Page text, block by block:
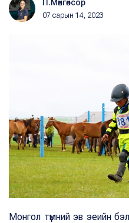
П.Мөнгөнсор
07 сарын 14, 2023
Монгол түмний эв эеийн